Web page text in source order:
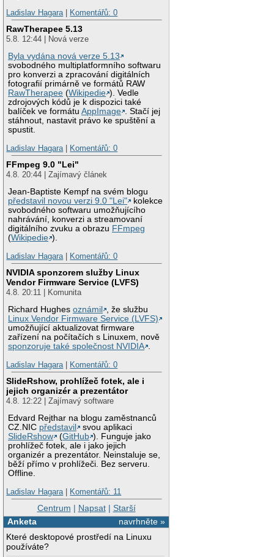
Ladislav Hagara| Komentářů: 0
RawTherapee 5.13
5.8. 12:44 | Nová verze
Byla vydána nová verze 5.13
svobodného multiplatformního softwaru
pro konverzi a zpracování digitálních
fotografií primárně ve formátů RAW
RawTherapee (Wikipedie ). Vedle
zdrojových kódů je k dispozici také
balíček ve formátuAppImage . Stačí jej
stáhnout, nastavit právo ke spuštění a
spustit.
Ladislav Hagara| Komentářů: 0
FFmpeg 9.0 "Lei"
4.8. 20:44 | Zajímavý článek
Jean-Baptiste Kempf na svém blogu
představil novou verzi 9.0 "Lei"
kolekce
svobodného softwaru umožňujícího
nahrávání, konverzi a streamovaní
digitálního zvuku a obrazu FFmpeg
(Wikipedie ).
Ladislav Hagara| Komentářů: 0
NVIDIA sponzorem služby Linux
Vendor Firmware Service (LVFS)
4.8. 20:11 | Komunita
Richard Hughesoznámil
, že službu
Linux Vendor Firmware Service (LVFS)
umožňující aktualizovat firmware
zařízení na počítačích s Linuxem, nově
sponzoruje také společnost NVIDIA .
Ladislav Hagara| Komentářů: 0
SlideRshow, prohlížeč fotek, ale i
jejich organizér a prezentátor
4.8. 12:22 | Zajímavý software
Edvard Rejthar na blogu zaměstnanců
CZ.NIC představil
svou aplikaci
SlideRshow
(GitHub ). Funguje jako
prohlížeč fotek, ale i jako jejich
organizér a prezentátor. Neinstaluje se,
běží přímo v prohlížeči. Bez serveru.
Offline.
Ladislav Hagara| Komentářů: 11
Centrum | Napsat| Starší
navrhněte »
Anketa
Které desktopové prostředí na Linuxu
používáte?